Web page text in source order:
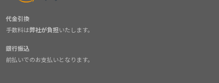
代金引換
手数料は弊社が負担いたします。
銀行振込
前払いでのお支払いとなります。